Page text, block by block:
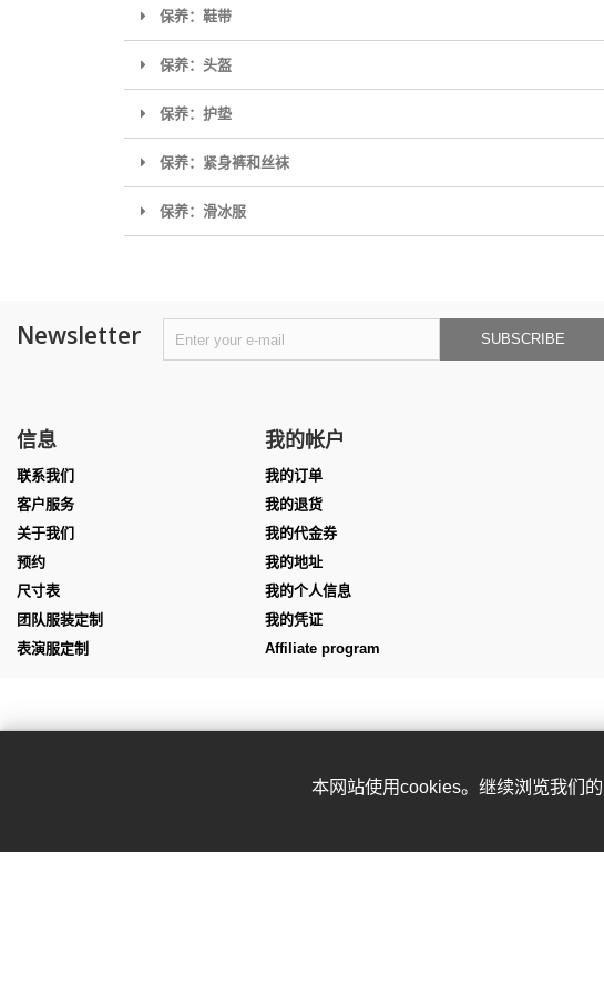
保养：鞋带
保养：头盔
保养：护垫
保养：紧身裤和丝袜
保养：滑冰服
Newsletter SUBSCRIBE
信息
联系我们
客户服务
关于我们
预约
尺寸表
团队服装定制
表演服定制
我的帐户
我的订单
我的退货
我的代金券
我的地址
我的个人信息
我的凭证
Affiliate program
本网站使用cookies。继续浏览我们